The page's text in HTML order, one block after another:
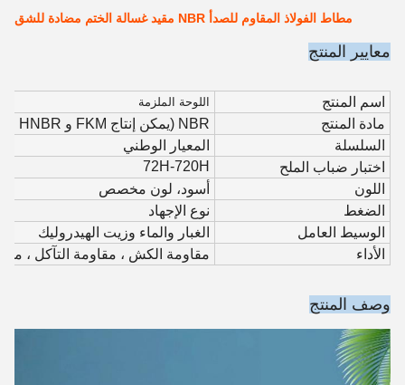
مطاط الفولاذ المقاوم للصدأ NBR مقيد غسالة الختم مضادة للشق
معايير المنتج
اسم المنتج اللوحة الملزمة
مادة المنتج
NBR (يمكن إنتاج FKM و HNBR و EPDM ، إلخ)
السلسلة
المعيار الوطني
اختبار ضباب الملح
72H-720H
اللون
أسود، لون مخصص
الضغط
نوع الإجهاد
الوسيط العامل
الغبار والماء وزيت الهيدروليك
الأداء
مقاومة الكش ، مقاومة التآكل ،
وصف المنتج